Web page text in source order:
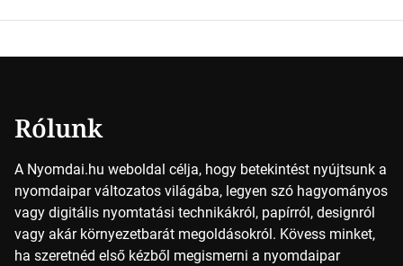
Rólunk
A Nyomdai.hu weboldal célja, hogy betekintést nyújtsunk a
nyomdaipar változatos világába, legyen szó hagyományos
vagy digitális nyomtatási technikákról, papírról, designról
vagy akár környezetbarát megoldásokról. Kövess minket,
ha szeretnéd első kézből megismerni a nyomdaipar